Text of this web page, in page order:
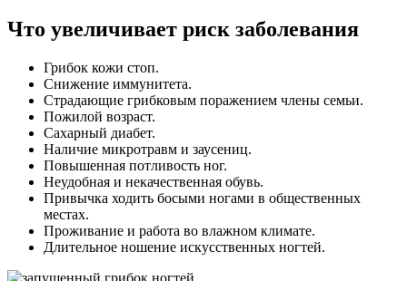
Что увеличивает риск заболевания
Грибок кожи стоп.
Снижение иммунитета.
Страдающие грибковым поражением члены семьи.
Пожилой возраст.
Сахарный диабет.
Наличие микротравм и заусениц.
Повышенная потливость ног.
Неудобная и некачественная обувь.
Привычка ходить босыми ногами в общественных
местах.
Проживание и работа во влажном климате.
Длительное ношение искусственных ногтей.